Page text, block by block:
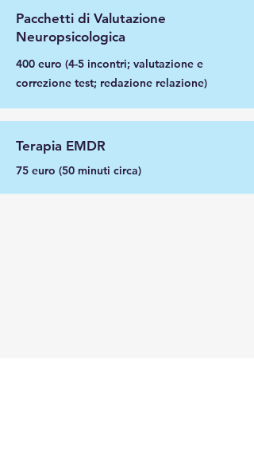
Pacchetti di Valutazione
Neuropsicologica
400 euro (4-5 incontri; valutazione e
correzione test; redazione relazione)
Terapia EMDR
75 euro (50 minuti circa)